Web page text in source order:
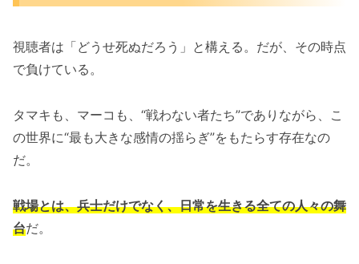
視聴者は「どうせ死ぬだろう」と構える。だが、その時点
で負けている。
タマキも、マーコも、“戦わない者たち”でありながら、こ
の世界に“最も大きな感情の揺らぎ”をもたらす存在なの
だ。
戦場とは、兵士だけでなく、日常を生きる全ての人々の舞
台だ。